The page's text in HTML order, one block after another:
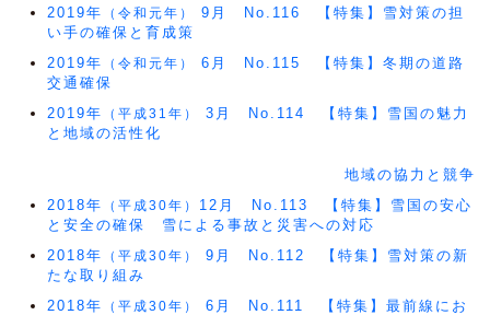
2019年
（令和元年）
9月 No.116 【特集】雪対策の担
い手の確保と育成策
2019年
（令和元年）
6月 No.115 【特集】冬期の道路
交通確保
2019年
（平成31年）
3月 No.114 【特集】雪国の魅力
と地域の活性化
地域の協力と競争
2018年
（平成30年） 12月 No.113 【特集】雪国の安心
と安全の確保 雪による事故と災害への対応
2018年
（平成30年）
9月 No.112 【特集】雪対策の新
たな取り組み
2018年
（平成30年）
6月 No.111 【特集】最前線にお